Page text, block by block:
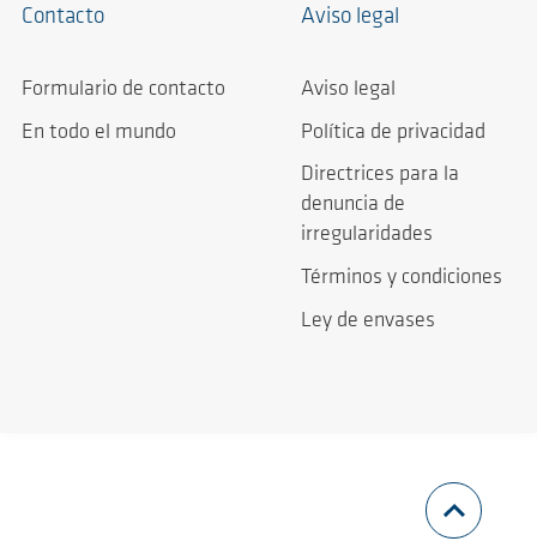
Contacto
Formulario de contacto
En todo el mundo
Aviso legal
Aviso legal
Política de privacidad
Directrices para la
denuncia de
irregularidades
Términos y condiciones
Ley de envases